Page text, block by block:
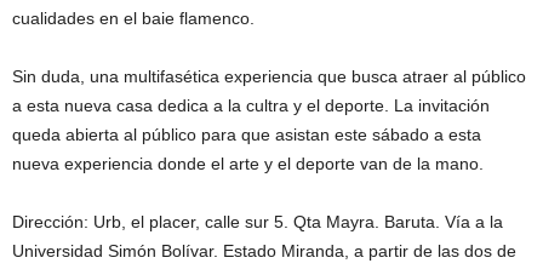
cualidades en el baie flamenco.
Sin duda, una multifasética experiencia que busca atraer al público
a esta nueva casa dedica a la cultra y el deporte. La invitación
queda abierta al público para que asistan este sábado a esta
nueva experiencia donde el arte y el deporte van de la mano.
Dirección: Urb, el placer, calle sur 5. Qta Mayra. Baruta. Vía a la
Universidad Simón Bolívar. Estado Miranda, a partir de las dos de